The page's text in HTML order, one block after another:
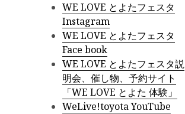
WE LOVE とよたフェスタ
Instagram
WE LOVE とよたフェスタ
Face book
WE LOVE とよたフェスタ説
明会、催し物、予約サイト
「WE LOVE とよた 体験」
WeLive!toyota YouTube